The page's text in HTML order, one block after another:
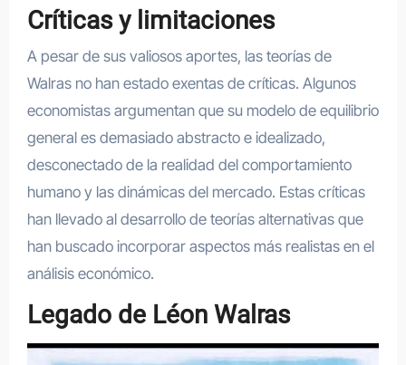
Críticas y limitaciones
A pesar de sus valiosos aportes, las teorías de
Walras no han estado exentas de críticas. Algunos
economistas argumentan que su modelo de equilibrio
general es demasiado abstracto e idealizado,
desconectado de la realidad del comportamiento
humano y las dinámicas del mercado. Estas críticas
han llevado al desarrollo de teorías alternativas que
han buscado incorporar aspectos más realistas en el
análisis económico.
Legado de Léon Walras